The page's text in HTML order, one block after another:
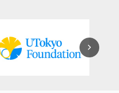
頑張っている壮大な発掘調
発見があることを期待しま